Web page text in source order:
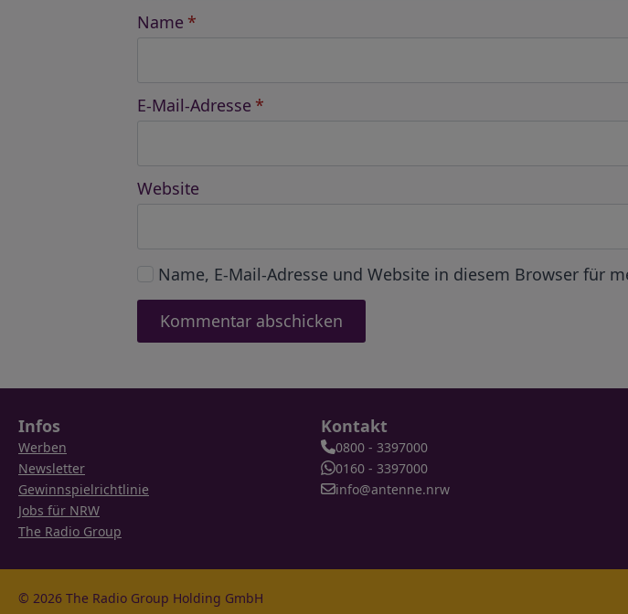
Name *
E-Mail-Adresse *
Website
Name, E-Mail-Adresse und Website in diesem Browser für
Infos
Werben
Newsletter
Gewinnspielrichtlinie
Jobs für NRW
The Radio Group
Kontakt
0800 - 3397000
0160 - 3397000
info@antenne.nrw
© 2026 The Radio Group Holding GmbH